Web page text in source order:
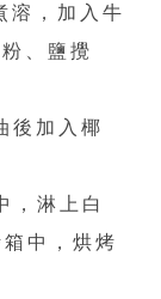
溶，加入牛
、鹽攪
後加入椰
，淋上白
中，烘烤